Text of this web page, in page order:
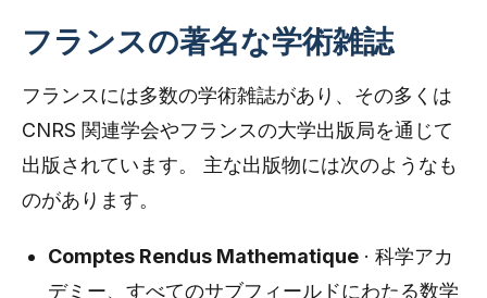
フランスの著名な学術雑誌
フランスには多数の学術雑誌があり、その多くは
CNRS 関連学会やフランスの大学出版局を通じて
出版されています。 主な出版物には次のようなも
のがあります。
Comptes Rendus Mathematique · 科学アカ
デミー、すべてのサブフィールドにわたる数学